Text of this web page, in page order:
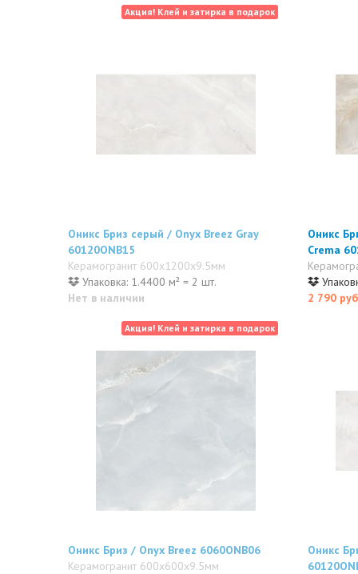
Акция! Клей и затирка в подарок
Оникс Бриз серый / Onyx Breez Gray
60120ONB15
Керамогранит 600x1200x9.5мм
Упаковка: 1.4400 м² = 2 шт.
Нет в наличии
Оникс
Crema
2 790
Акция! Клей и затирка в подарок
Оникс Бриз / Onyx Breez 6060ONB06
Керамогранит 600x600x9.5мм
Оникс